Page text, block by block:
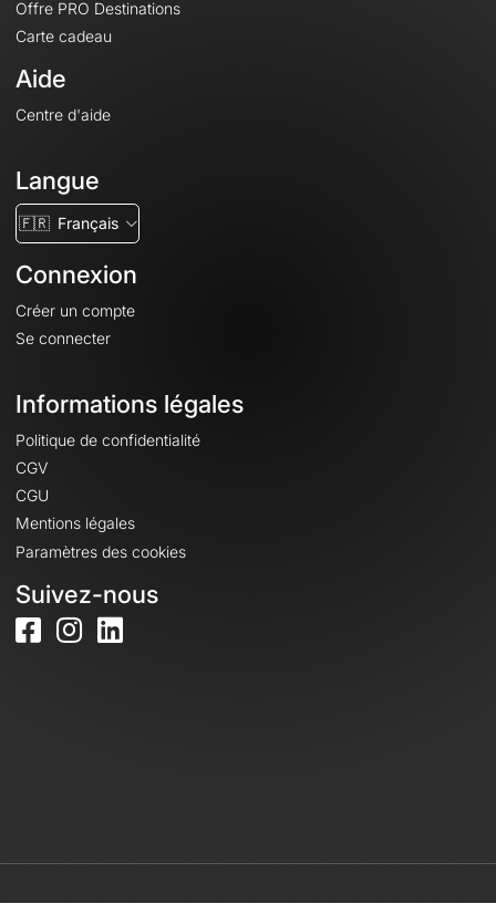
Offre PRO Destinations
Carte cadeau
Aide
Centre d'aide
Langue
🇫🇷 Français
Connexion
Créer un compte
Se connecter
Informations légales
Politique de confidentialité
CGV
CGU
Mentions légales
Paramètres des cookies
Suivez-nous